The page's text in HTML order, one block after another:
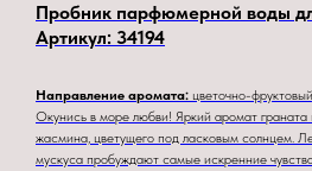
Пробник парфюмерной воды
Артикул: 34194
Направление аромата: цветочно-
Окунись в море любви! Яркий аромат
жасмина, цветущего под ласковым солнцем.
мускуса пробуждают самые искренние